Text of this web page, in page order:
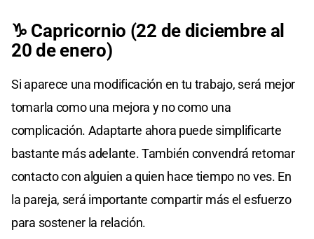
♑ Capricornio (22 de diciembre al
20 de enero)
Si aparece una modificación en tu trabajo, será mejor
tomarla como una mejora y no como una
complicación. Adaptarte ahora puede simplificarte
bastante más adelante. También convendrá retomar
contacto con alguien a quien hace tiempo no ves. En
la pareja, será importante compartir más el esfuerzo
para sostener la relación.